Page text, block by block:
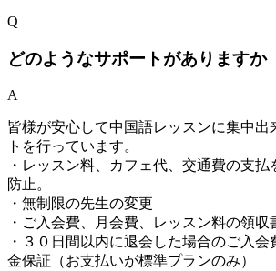
Q
どのようなサポートがありますか
A
皆様が安心して中国語レッスンに集中出
トを行っています。
・レッスン料、カフェ代、交通費の支
防止。
・無制限の先生の変更
・ご入会費、月会費、レッスン料の領収
・３０日間以内に退会した場合のご入会
金保証（お支払いが標準プランのみ）